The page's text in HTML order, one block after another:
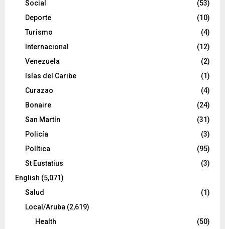
Social
(53)
Deporte
(10)
Turismo
(4)
Internacional
(12)
Venezuela
(2)
Islas del Caribe
(1)
Curazao
(4)
Bonaire
(24)
San Martín
(31)
Policía
(3)
Política
(95)
St Eustatius
(3)
English (5,071)
Salud
(1)
Local/Aruba (2,619)
Health
(50)